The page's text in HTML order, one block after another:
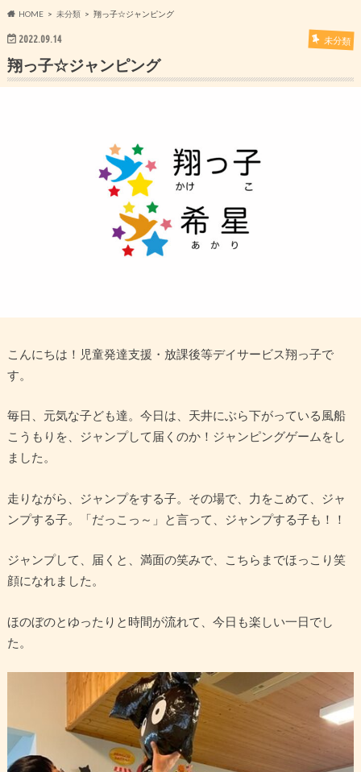
HOME 未分類 翔っ子☆ジャンピング
2022.09.14 未分類
翔っ子☆ジャンピング
こんにちは！児童発達支援・放課後等デイサービス翔っ子で
す。
毎日、元気な子ども達。今日は、天井にぶら下がっている風船
こうもりを、ジャンプして届くのか！ジャンピングゲームをし
ました。
走りながら、ジャンプをする子。その場で、力をこめて、ジャ
ンプする子。「だっこっ～」と言って、ジャンプする子も！！
ジャンプして、届くと、満面の笑みで、こちらまでほっこり笑
顔になれました。
ほのぼのとゆったりと時間が流れて、今日も楽しい一日でし
た。